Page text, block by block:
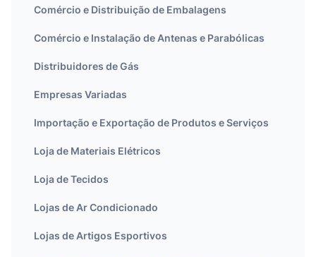
Comércio e Distribuição de Embalagens
Comércio e Instalação de Antenas e Parabólicas
Distribuidores de Gás
Empresas Variadas
Importação e Exportação de Produtos e Serviços
Loja de Materiais Elétricos
Loja de Tecidos
Lojas de Ar Condicionado
Lojas de Artigos Esportivos